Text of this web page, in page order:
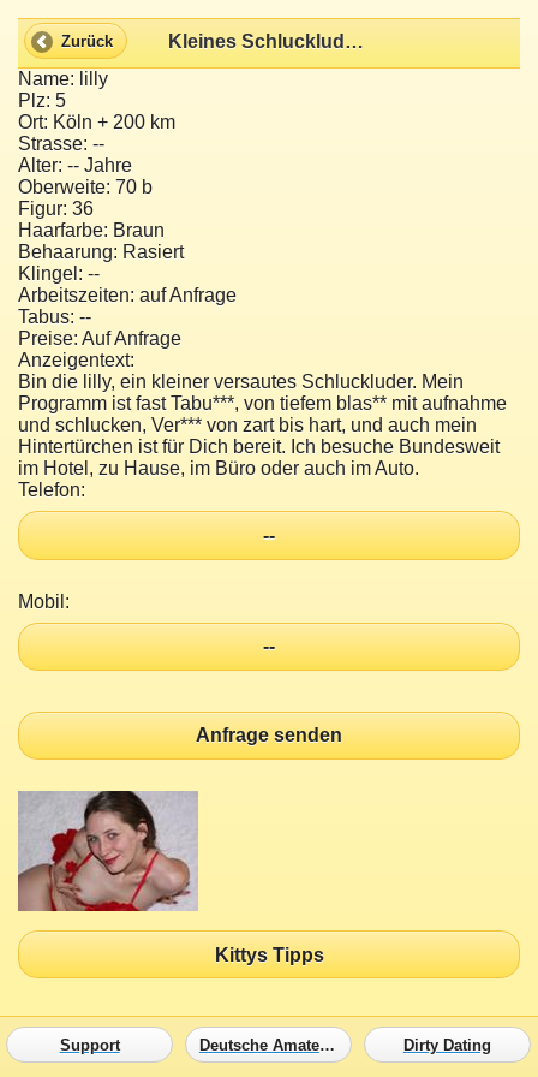
Zurück
Kleines Schluckluder will alles
Name: lilly
Plz: 5
Ort: Köln + 200 km
Strasse: --
Alter: -- Jahre
Oberweite: 70 b
Figur: 36
Haarfarbe: Braun
Behaarung: Rasiert
Klingel: --
Arbeitszeiten: auf Anfrage
Tabus: --
Preise: Auf Anfrage
Anzeigentext:
Bin die lilly, ein kleiner versautes Schluckluder. Mein
Programm ist fast Tabu***, von tiefem blas** mit aufnahme
und schlucken, Ver*** von zart bis hart, und auch mein
Hintertürchen ist für Dich bereit. Ich besuche Bundesweit
im Hotel, zu Hause, im Büro oder auch im Auto.
Telefon:
--
Mobil:
--
Anfrage senden
Kittys Tipps
Support Deutsche Amateure Dirty Dating